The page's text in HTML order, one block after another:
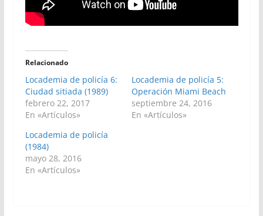
Relacionado
Locademia de policía 6:
Ciudad sitiada (1989)
febrero 22, 2017
En «Artículos»
Locademia de policía 5:
Operación Miami Beach
septiembre 24, 2016
En «Artículos»
Locademia de policía
(1984)
mayo 28, 2016
En «Artículos»